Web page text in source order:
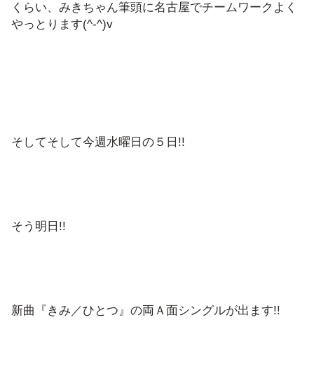
くらい、みきちゃん筆頭に名古屋でチームワークよく
やっとります(^-^)v
そしてそして今週水曜日の５日!!
そう明日!!
新曲『きみ／ひとつ』の両Ａ面シングルが出ます!!